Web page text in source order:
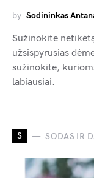
by Sodininkas
Sužinokite
užsispyrusias
sužinokite,
labiausiai.
S SODAS IR